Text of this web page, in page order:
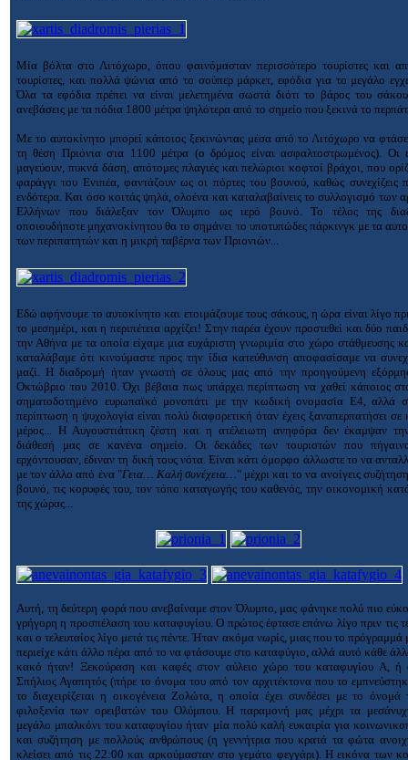
Μία βόλτα στο Λιτόχωρο, όπου φαινόμασταν περισσότερο τουρίστες και
τουρίστες, και πολλά ψώνια από το σούπερ μάρκετ, εφόδια για το μεγάλο
Όλα τα εφόδια πρέπει να είναι μελετημένα σωστά διότι το βάρος του
ανεβάσεις με τα πόδια 1800 μέτρα ψηλότερα από το σημείο που ξεκινά το
Με το αυτοκίνητο μπορεί κάποιος ξεκινώντας μέσα από το Λιτόχωρο να
τη θέση Πριόνια στα 1100 μέτρα (ο δρόμος είναι ασφαλτοστρωμένος). Οι
μαγεύουν, πυκνά δάση, απότομες πλαγιές και πελώριοι κοφτοί βράχοι, που
φαράγγι του Ενιπέα, φαντάζουν ως οι πόρτες του βουνού, καθώς συνεχίζεις
ενδότερα. Και όσο κοιτάς ψηλά, ολοένα και καταλαβαίνεις το συλλογισμό των
Ελλήνων που διάλεξαν τον Όλυμπο ως ιερό βουνό. Το τέλος της
οποιουδήποτε μηχανοκίνητου θα το σημάνει το υποτυπώδες πάρκινγκ με τα
των περιπατητών και η μικρή ταβέρνα των Πριονιών...
Εδώ αφήνουμε το αυτοκίνητο και ετοιμάζουμε τους σάκους, η ώρα είναι λίγο
το μεσημέρι, και η περιπέτεια αρχίζει! Στην παρέα έχουν προστεθεί και δύο
την Αθήνα με τα οποία είχαμε μια ευχάριστη γνωριμία στο χώρο στάθμευσης
καταλάβαμε ότι κινούμαστε προς την ίδια κατεύθυνση αποφασίσαμε να
μαζί. Η διαδρομή ήταν γνωστή σε όλους μας από την προηγούμενη
Οκτώβριο του 2010. Όχι βέβαια πως υπάρχει περίπτωση να χαθεί κάποιος
σηματοδοτημένο ευρωπαϊκό μονοπάτι με την κωδική ονομασία Ε4, αλλά
περίπτωση η ψυχολογία είναι πολύ διαφορετική όταν έχεις ξαναπερπατήσει σε
μέρος... Η Αυγουστιάτικη ζέστη και η ατέλειωτη ανηφόρα δεν έκαμψαν
διάθεσή μας σε κανένα σημείο. Οι δεκάδες των τουριστών που
ερχόντουσαν, έδιναν τη δική τους νότα. Είναι κάτι όμορφο άλλωστε το να
με τον άλλο από ένα "Γεια… Καλή συνέχεια… " μέχρι και το να ανοίγεις
βουνό, τις κορυφές του, τον τόπο καταγωγής του καθενός, την οικονομική
της χώρας...
Αυτή, τη δεύτερη φορά που ανεβαίναμε στον Όλυμπο, μας φάνηκε πολύ πιο
γρήγορη η προσπέλαση του καταφυγίου. Ο πρώτος έφτασε επάνω λίγο πριν τις
και ο τελευταίος λίγο μετά τις πέντε. Ήταν ακόμα νωρίς, μιας που το πρόγραμμά
περιείχε κάτι άλλο πέρα από το να φτάσουμε στο καταφύγιο, αλλά αυτό κάθε
κακό ήταν! Ξεκούραση και καφές στον αύλειο χώρο του καταφυγίου Α, ή
Σπήλιος Αγαπητός (πήρε το όνομα του από τον αρχιτέκτονα που το
το διαχειρίζεται η οικογένεια Ζολώτα, η οποία έχει συνδέσει με το όνομά
φιλοξενία των ορειβατών του Ολύμπου. Η παραμονή μας μέχρι τα
μεγάλο μπαλκόνι του καταφυγίου ήταν μία πολύ καλή ευκαιρία για
και συζήτηση με πολλούς ανθρώπους (η γεννήτρια που κρατά τα φώτα
κλείσει από τις 22:00 και αρκούμασταν στο γεμάτο φεγγάρι). Η εικόνα των